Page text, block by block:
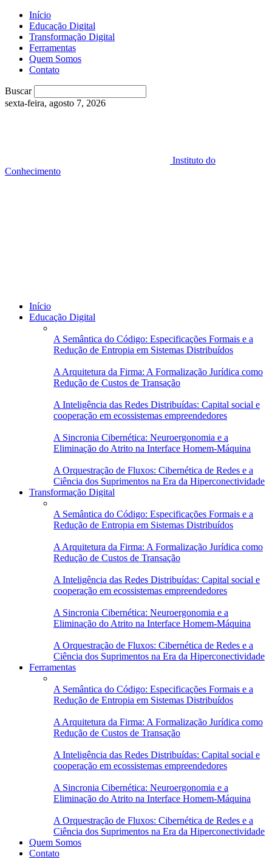
Início
Educação Digital
Transformação Digital
Ferramentas
Quem Somos
Contato
Buscar
sexta-feira, agosto 7, 2026
Instituto do
Conhecimento
Início
Educação Digital
A Semântica do Código: Especificações Formais e a
Redução de Entropia em Sistemas Distribuídos
A Arquitetura da Firma: A Formalização Jurídica como
Redução de Custos de Transação
A Inteligência das Redes Distribuídas: Capital social e
cooperação em ecossistemas empreendedores
A Sincronia Cibernética: Neuroergonomia e a
Eliminação do Atrito na Interface Homem-Máquina
A Orquestração de Fluxos: Cibernética de Redes e a
Ciência dos Suprimentos na Era da Hiperconectividade
Transformação Digital
A Semântica do Código: Especificações Formais e a
Redução de Entropia em Sistemas Distribuídos
A Arquitetura da Firma: A Formalização Jurídica como
Redução de Custos de Transação
A Inteligência das Redes Distribuídas: Capital social e
cooperação em ecossistemas empreendedores
A Sincronia Cibernética: Neuroergonomia e a
Eliminação do Atrito na Interface Homem-Máquina
A Orquestração de Fluxos: Cibernética de Redes e a
Ciência dos Suprimentos na Era da Hiperconectividade
Ferramentas
A Semântica do Código: Especificações Formais e a
Redução de Entropia em Sistemas Distribuídos
A Arquitetura da Firma: A Formalização Jurídica como
Redução de Custos de Transação
A Inteligência das Redes Distribuídas: Capital social e
cooperação em ecossistemas empreendedores
A Sincronia Cibernética: Neuroergonomia e a
Eliminação do Atrito na Interface Homem-Máquina
A Orquestração de Fluxos: Cibernética de Redes e a
Ciência dos Suprimentos na Era da Hiperconectividade
Quem Somos
Contato